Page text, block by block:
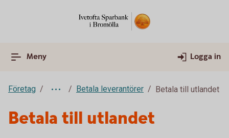
Meny Logga in
Företag Betala leverantörer Betala till utlandet
Betala till utlandet